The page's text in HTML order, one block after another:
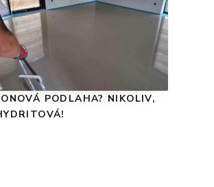
PODLAHA? NIKOLIV,